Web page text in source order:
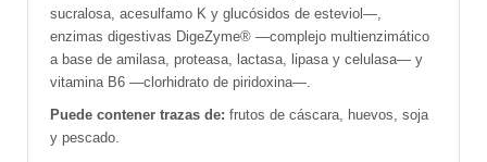
sucralosa, acesulfamo K y glucósidos de esteviol—,
enzimas digestivas DigeZyme® —complejo multienzimático
a base de amilasa, proteasa, lactasa, lipasa y celulasa— y
vitamina B6 —clorhidrato de piridoxina—.
Puede contener trazas de: frutos de cáscara, huevos, soja
y pescado.